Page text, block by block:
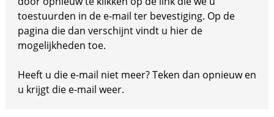
toestuurden in de e-mail ter bevestiging. Op de
pagina die dan verschijnt vindt u hier de
mogelijkheden toe.
Heeft u die e-mail niet meer? Teken dan opnieuw en
u krijgt die e-mail weer.